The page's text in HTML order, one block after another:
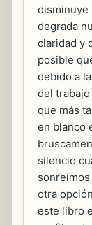
disminuye
degrada
claridad y
posible
debido a
del
que más
en blanco
silencio
otra
este libro